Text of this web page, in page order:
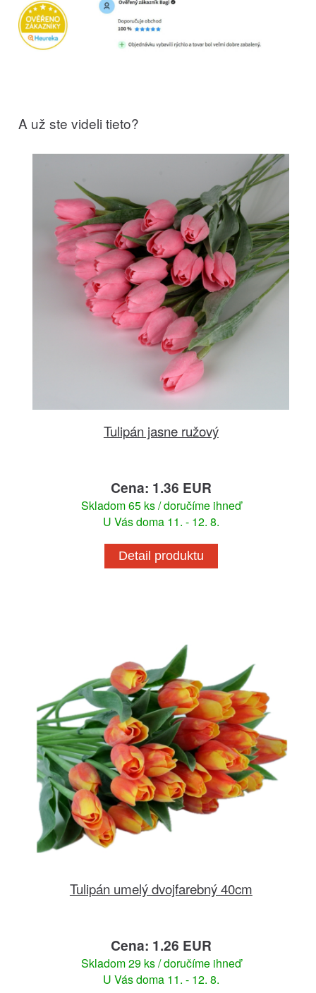
A už ste videli tieto?
Tulipán jasne ružový
Cena: 1.36 EUR
Skladom 65 ks / doručíme ihneď
U Vás doma 11. - 12. 8.
Detail produktu
Tulipán umelý dvojfarebný 40cm
Cena: 1.26 EUR
Skladom 29 ks / doručíme ihneď
U Vás doma 11. - 12. 8.